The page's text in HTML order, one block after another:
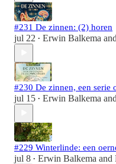
#231 De zinnen: (2) horen
jul 22 • Erwin Balkema and
#230 De zinnen, een serie
jul 15 • Erwin Balkema and
#229 Winterlinde: een
jul 8 • Erwin Balkema and